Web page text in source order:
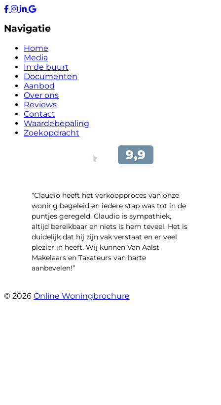
Navigatie
Home
Media
In de buurt
Documenten
Aanbod
Over ons
Reviews
Contact
Waardebepaling
Zoekopdracht
“Claudio heeft het verkoopproces van onze
woning begeleid en iedere stap was tot in de
puntjes geregeld. Claudio is sympathiek,
altijd bereikbaar en niets is hem teveel. Het is
duidelijk dat hij zijn vak verstaat en er veel
plezier in heeft. Wij kunnen Van Aalst
Makelaars en Taxateurs van harte
aanbevelen!”
© 2026 Online Woningbrochure